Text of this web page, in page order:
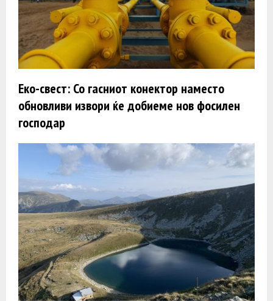
Еко-свест: Со гасниот конектор наместо
обновливи извори ќе добиеме нов фосилен
господар